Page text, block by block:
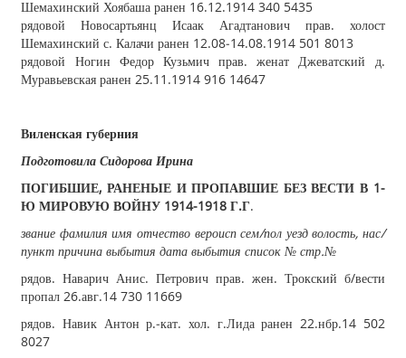
Шемахинский Хоябаша ранен 16.12.1914 340 5435
рядовой Новосартьянц Исаак Агадтанович прав. холост
Шемахинский с. Калачи ранен 12.08‐14.08.1914 501 8013
рядовой Ногин Федор Кузьмич прав. женат Джеватский д.
Муравьевская ранен 25.11.1914 916 14647
Виленская губерния
Подготовила Сидорова Ирина
ПОГИБШИЕ, РАНЕНЫЕ И ПРОПАВШИЕ БЕЗ ВЕСТИ В 1‐
Ю МИРОВУЮ ВОЙНУ 1914‐1918 Г.Г.
звание фамилия имя отчество вероисп сем/пол уезд волость, нас/
пункт причина выбытия дата выбытия список № стр.№
рядов. Наварич Анис. Петрович прав. жен. Трокский б/вести
пропал 26.авг.14 730 11669
рядов. Навик Антон р.‐кат. хол. г.Лида ранен 22.нбр.14 502
8027